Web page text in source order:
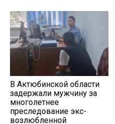
В Актюбинской области
задержали мужчину за
многолетнее
преследование экс-
возлюбленной